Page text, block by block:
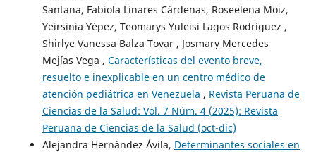
Santana, Fabiola Linares Cárdenas, Roseelena Moiz,
Yeirsinia Yépez, Teomarys Yuleisi Lagos Rodríguez ,
Shirlye Vanessa Balza Tovar , Josmary Mercedes
Mejías Vega , Características del evento breve,
resuelto e inexplicable en un centro médico de
atención pediátrica en Venezuela , Revista Peruana de
Ciencias de la Salud: Vol. 7 Núm. 4 (2025): Revista
Peruana de Ciencias de la Salud (oct-dic)
Alejandra Hernández Ávila, Determinantes sociales en